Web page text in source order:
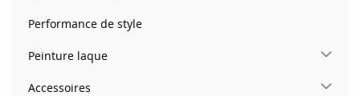
Performance de style
Peinture laque
Accessoires